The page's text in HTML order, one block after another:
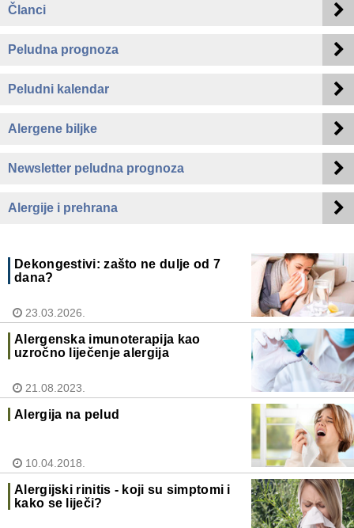
Članci
Peludna prognoza
Peludni kalendar
Alergene biljke
Newsletter peludna prognoza
Alergije i prehrana
Dekongestivi: zašto ne dulje od 7
dana?
23.03.2026.
Alergenska imunoterapija kao
uzročno liječenje alergija
21.08.2023.
Alergija na pelud
10.04.2018.
Alergijski rinitis - koji su simptomi i
kako se liječi?